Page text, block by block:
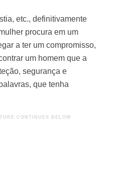
etc., definitivamente
procura em um
a ter um compromisso,
um homem que a
segurança e
que tenha